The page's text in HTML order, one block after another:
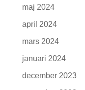
maj 2024
april 2024
mars 2024
januari 2024
december 2023